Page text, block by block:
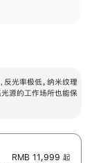
反光率极低。纳米纹理
源的工作场所也能保
RMB 11,999 起